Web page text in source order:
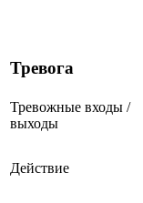
Тревога
Тревожные входы /
выходы
Действие